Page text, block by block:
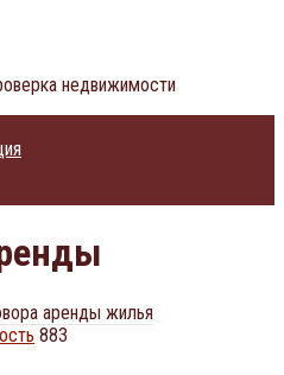
недвижимости
аренды жилья
883